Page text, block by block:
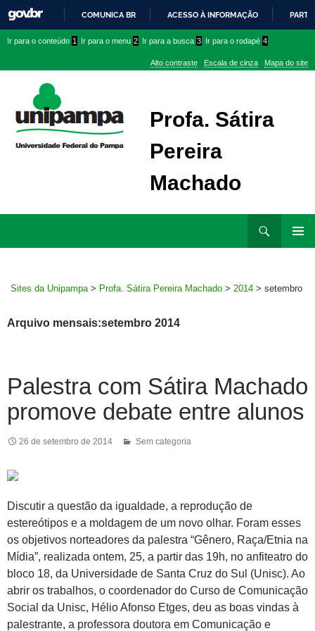
PARA
CONTEÚDO
COMUNICA BR ACESSO À INFORMAÇÃO
conteúdo
menu
superior
menu
Ir para o conteúdo 1 Ir para o menu 2 Ir para a busca 3 Ir para o rodapé 4
Alto contraste Escala de cinza Mapa do site
Profa. Sátira
Pereira
Machado
Sites da Unipampa > Profa. Sátira Pereira Machado > 2014 > setembro
Arquivo mensais:setembro 2014
Palestra com Sátira Machado
promove debate entre alunos
26 de setembro de 2014 Sem categoria
Discutir a questão da igualdade, a reprodução de
estereótipos e a moldagem de um novo olhar. Foram esses
os objetivos norteadores da palestra “Gênero, Raça/Etnia na
Mídia”, realizada ontem, 25, a partir das 19h, no anfiteatro do
bloco 18, da Universidade de Santa Cruz do Sul (Unisc). Ao
abrir os trabalhos, o coordenador do Curso de Comunicação
Social da Unisc, Hélio Afonso Etges, deu as boas vindas à
palestrante, a professora doutora em Comunicação e